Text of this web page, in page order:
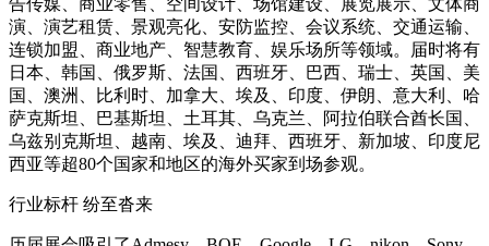
演、演艺租赁、景观亮化、安防监控、会议系统、交通运输、
连锁加盟、商业地产、智慧教育、娱乐场所等领域。届时将有
日本、韩国、俄罗斯、法国、西班牙、巴西、瑞士、英国、美
国、澳洲、比利时、加拿大、埃及、印度、伊朗、意大利、哈
萨克斯坦、巴基斯坦、土耳其、乌克兰、阿拉伯联合酋长国、
乌兹别克斯坦、越南、埃及、迪拜、西班牙、新加坡、印度尼
西亚等超80个国家和地区的海外买家到场参观。
行业标杆 纷至沓来